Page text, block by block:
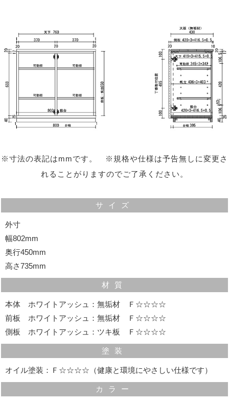
可動棚
高さを60mm間隔で調整することができる可動です。
細かく高さ調整ができるので、大きめのものから小物ま
で幅広く整理できます。
※寸法の表記はmmです。 ※規格や仕様は予告無しに変更さ
れることがりますのでご了承ください。
サイズ
外寸
幅802mm
奥行450mm
高さ735mm
材質
本体 ホワイトアッシュ：無垢材 Ｆ☆☆☆☆
前板 ホワイトアッシュ：無垢材 Ｆ☆☆☆☆
側板 ホワイトアッシュ：ツキ板 Ｆ☆☆☆☆
塗装
オイル塗装：Ｆ☆☆☆☆（健康と環境にやさしい仕様です）
カラー